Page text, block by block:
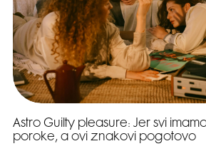
Astro Guilty pleasure: Jer svi
poroke, a ovi znakovi pogotovo